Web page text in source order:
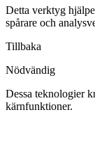
Detta verktyg
spårare och
Tillbaka
Nödvändig
Dessa teknologier
kärnfunktioner.